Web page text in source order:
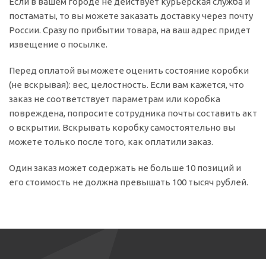
постаматы, то вы можете заказать доставку через почту
России. Сразу по прибытии товара, на ваш адрес придет
извещение о посылке.
Перед оплатой вы можете оценить состояние коробки
(не вскрывая): вес, целостность. Если вам кажется, что
заказ не соответствует параметрам или коробка
повреждена, попросите сотрудника почты составить акт
о вскрытии. Вскрывать коробку самостоятельно вы
можете только после того, как оплатили заказ.
Один заказ может содержать не больше 10 позиций и
его стоимость не должна превышать 100 тысяч рублей.